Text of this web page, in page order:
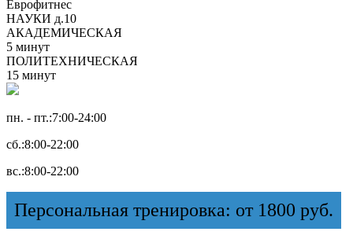
Еврофитнес
НАУКИ д.10
АКАДЕМИЧЕСКАЯ
5 минут
ПОЛИТЕХНИЧЕСКАЯ
15 минут
пн. - пт.:7:00-24:00
сб.:8:00-22:00
вс.:8:00-22:00
Персональная тренировка: от 1800 руб.